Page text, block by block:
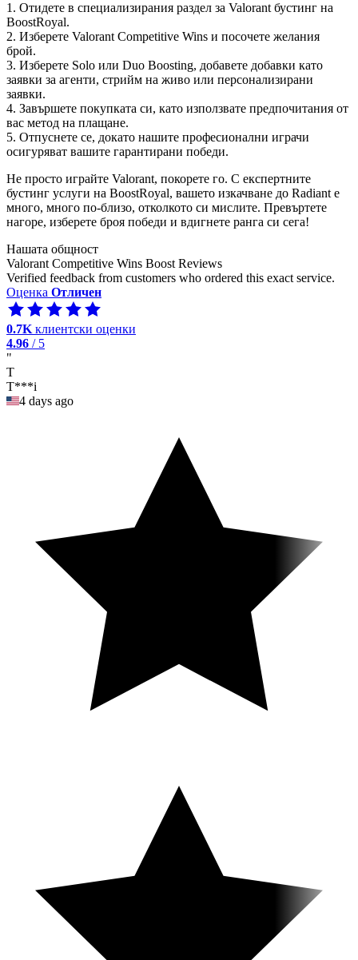
1. Отидете в специализирания раздел за Valorant бустинг на
BoostRoyal.
2. Изберете Valorant Competitive Wins и посочете желания
брой.
3. Изберете Solo или Duo Boosting, добавете добавки като
заявки за агенти, стрийм на живо или персонализирани
заявки.
4. Завършете покупката си, като използвате предпочитания от
вас метод на плащане.
5. Отпуснете се, докато нашите професионални играчи
осигуряват вашите гарантирани победи.
Не просто играйте Valorant, покорете го. С експертните
бустинг услуги на BoostRoyal, вашето изкачване до Radiant е
много, много по-близо, отколкото си мислите. Превъртете
нагоре, изберете броя победи и вдигнете ранга си сега!
Нашата общност
Valorant Competitive Wins Boost Reviews
Verified feedback from customers who ordered this exact service.
Оценка Отличен
0.7K клиентски оценки
4.96 / 5
"
T
T***i
4 days ago